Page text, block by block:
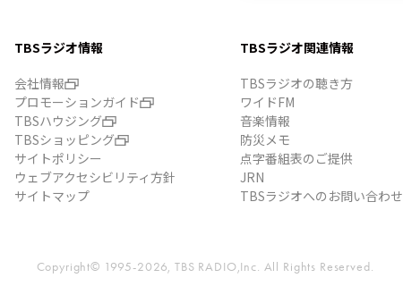
TBSラジオ情報
会社情報
プロモーションガイド
TBSハウジング
TBSショッピング
サイトポリシー
ウェブアクセシビリティ方針
サイトマップ
TBSラジオ関連情報
TBSラジオの聴き方
ワイドFM
音楽情報
防災メモ
点字番組表のご提供
JRN
TBSラジオへのお問い合わせ
Copyright© 1995-2026, TBS RADIO,Inc. All Rights Reserved.